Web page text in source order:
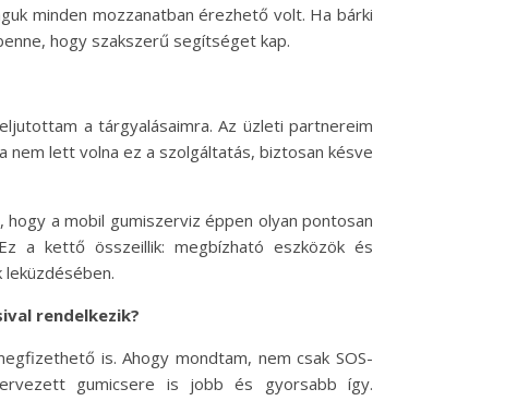
minden mozzanatban érezhető volt. Ha bárki
hogy szakszerű segítséget kap.
a tárgyalásaimra. Az üzleti partnereim
nem lett volna ez a szolgáltatás, biztosan késve
a mobil gumiszerviz éppen olyan pontosan
a kettő összeillik: megbízható eszközök és
leküzdésében.
rendelkezik?
is. Ahogy mondtam, nem csak SOS-
gumicsere is jobb és gyorsabb így.